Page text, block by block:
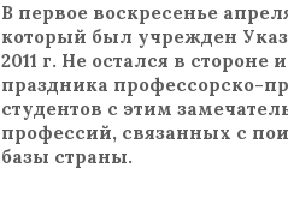
В первое воскресенье
который был учрежден
2011 г. Не остался в
праздника профессорско-
студентов с этим
профессий, связанных с
базы страны.